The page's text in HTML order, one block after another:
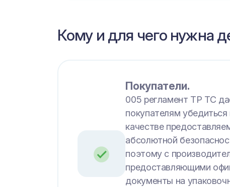
Кому и для чего нужна
Покупатели.
005 регламент ТР ТС
покупателям
качестве
абсолютной
поэтому с
предоставляющими
документы на